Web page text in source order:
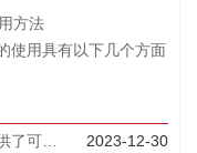
方法
使用具有以下几个方面
2023-12-30